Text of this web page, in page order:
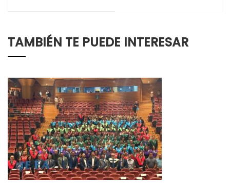
TAMBIÉN TE PUEDE INTERESAR